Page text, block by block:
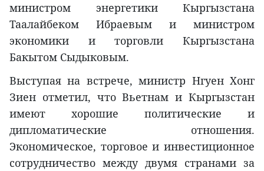
министром энергетики Кыргызстана
Таалайбеком Ибраевым и министром
экономики и торговли Кыргызстана
Бакытом Сыдыковым.
Выступая на встрече, министр Нгуен Хонг
Зиен отметил, что Вьетнам и Кыргызстан
имеют хорошие политические и
дипломатические отношения.
Экономическое, торговое и инвестиционное
сотрудничество между двумя странами за